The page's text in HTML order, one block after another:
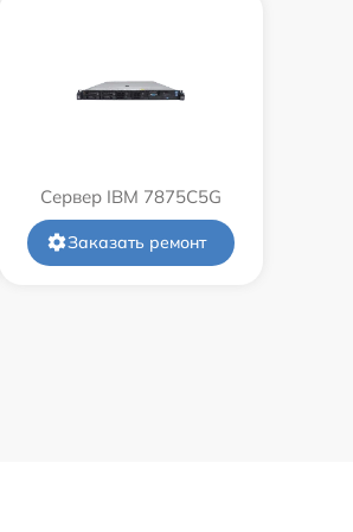
Сервер IBM 7875C5G
Заказать ремонт